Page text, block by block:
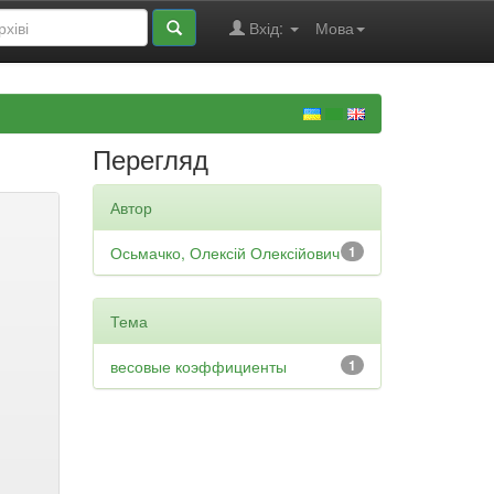
Мова
Вхід:
Перегляд
Автор
1
Осьмачко, Олексій Олексійович
Тема
1
весовые коэффициенты